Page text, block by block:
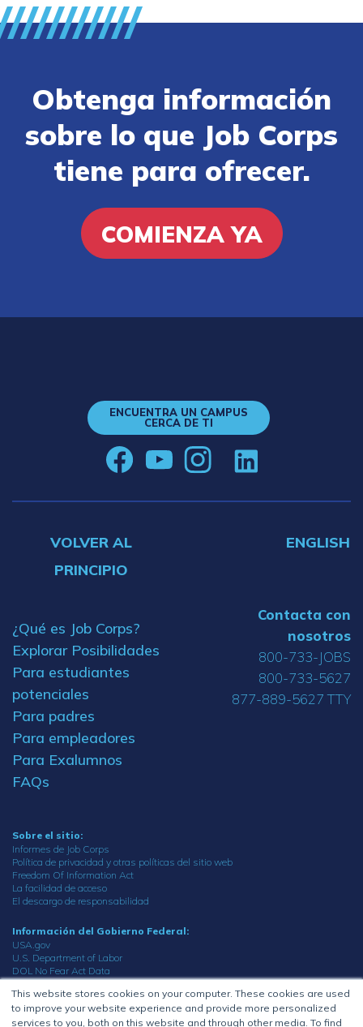
This website stores cookies on your computer. These cookies are used
to improve your website experience and provide more personalized
services to you, both on this website and through other media. To find
Obtenga información
sobre lo que Job Corps
tiene para ofrecer.
COMIENZA YA
ENCUENTRA UN CAMPUS
CERCA DE TI
VOLVER AL
PRINCIPIO
ENGLISH
¿Qué es Job Corps?
Explorar Posibilidades
Para estudiantes
potenciales
Para padres
Para empleadores
Para Exalumnos
FAQs
Contacta con
nosotros
800-733-JOBS
800-733-5627
877-889-5627 TTY
Sobre el sitio:
Informes de Job Corps
Política de privacidad y otras políticas del sitio web
Freedom Of Information Act
La facilidad de acceso
El descargo de responsabilidad
Información del Gobierno Federal:
USA.gov
U.S. Department of Labor
DOL No Fear Act Data
Oficina del inspector general
© 2023 Department of Labor.